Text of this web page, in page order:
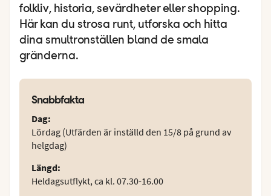
folkliv, historia, sevärdheter eller shopping.
Här kan du strosa runt, utforska och hitta
dina smultronställen bland de smala
gränderna.
Snabbfakta
Dag:
Lördag (Utfärden är inställd den 15/8 på grund av
helgdag)
Längd:
Heldagsutflykt, ca kl. 07.30-16.00